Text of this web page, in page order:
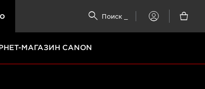
 Поиск
My

МАГАЗИН CANON